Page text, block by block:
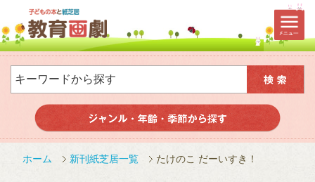
ホーム 新刊紙芝居一覧 たけのこ だーいすき！